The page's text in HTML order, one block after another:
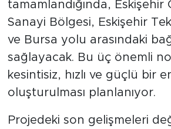
tamamlandığında, Eskişehir
Sanayi Bölgesi, Eskişehir
ve Bursa yolu arasındaki
sağlayacak. Bu üç önemli
kesintisiz, hızlı ve güçlü bir
oluşturulması planlanıyor.
Projedeki son gelişmeleri